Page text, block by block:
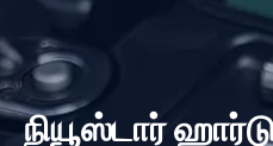
நியூஸ்டார்